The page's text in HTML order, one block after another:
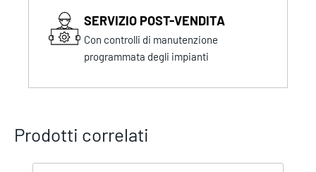
SERVIZIO POST-VENDITA
Con controlli di manutenzione
programmata degli impianti
Prodotti correlati